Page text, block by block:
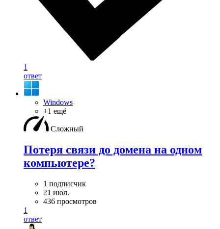
1
ответ
Windows
+1 ещё
Сложный
Потеря связи до домена на одном
компьютере?
1 подписчик
21 июл.
436 просмотров
1
ответ